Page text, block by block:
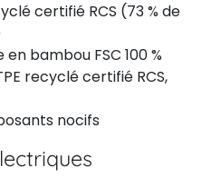
certifié RCS (73 % de
bambou FSC 100 %
recyclé certifié RCS,
nocifs